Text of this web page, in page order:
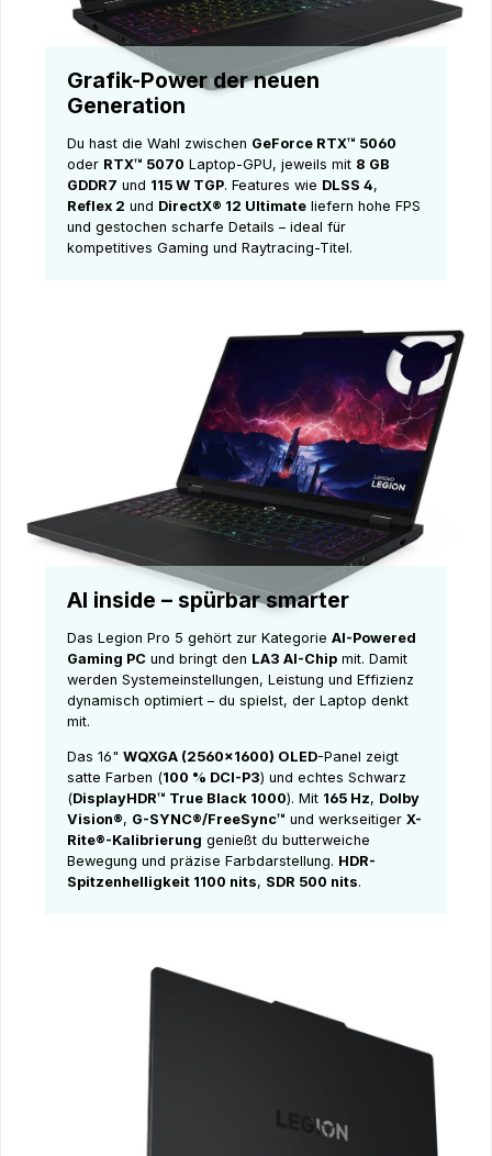
Grafik-Power der neuen
Generation
Du hast die Wahl zwischen GeForce RTX™ 5060
oder RTX™ 5070 Laptop-GPU, jeweils mit 8 GB
GDDR7 und 115 W TGP. Features wie DLSS 4,
Reflex 2 und DirectX® 12 Ultimate liefern hohe FPS
und gestochen scharfe Details – ideal für
kompetitives Gaming und Raytracing-Titel.
AI inside – spürbar smarter
Das Legion Pro 5 gehört zur Kategorie AI-Powered
Gaming PC und bringt den LA3 AI-Chip mit. Damit
werden Systemeinstellungen, Leistung und Effizienz
dynamisch optimiert – du spielst, der Laptop denkt
mit.
Das 16" WQXGA (2560×1600) OLED-Panel zeigt
satte Farben (100 % DCI-P3) und echtes Schwarz
(DisplayHDR™ True Black 1000). Mit 165 Hz, Dolby
Vision®, G-SYNC®/FreeSync™ und werkseitiger X-
Rite®-Kalibrierung genießt du butterweiche
Bewegung und präzise Farbdarstellung. HDR-
Spitzenhelligkeit 1100 nits, SDR 500 nits.